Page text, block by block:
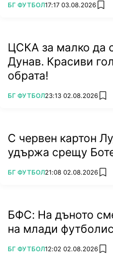
ПОВЕЧЕ ОТ
БГ ФУТБОЛ17:17 03.08.2026 add
ЦСКА за малко да
Дунав. Красиви
обрата!
ПОВЕЧЕ ОТ
БГ ФУТБОЛ23:13 02.08.2026
С червен картон
удържа срещу
ПОВЕЧЕ ОТ
БГ ФУТБОЛ21:08 02.08.2026
БФС: На дъното
на млади
ПОВЕЧЕ ОТ
БГ ФУТБОЛ12:02 02.08.2026